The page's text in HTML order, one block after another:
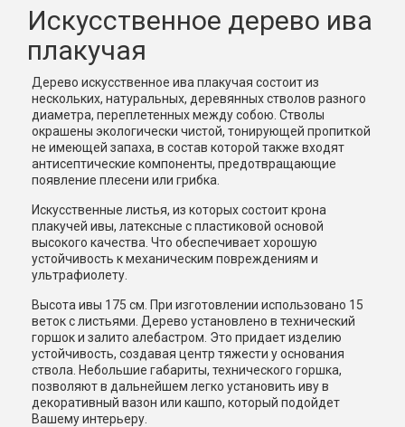
Искусственное дерево ива
плакучая
Дерево искусственное ива плакучая состоит из
нескольких, натуральных, деревянных стволов разного
диаметра, переплетенных между собою. Стволы
окрашены экологически чистой, тонирующей пропиткой
не имеющей запаха, в состав которой также входят
антисептические компоненты, предотвращающие
появление плесени или грибка.
Искусственные листья, из которых состоит крона
плакучей ивы, латексные с пластиковой основой
высокого качества. Что обеспечивает хорошую
устойчивость к механическим повреждениям и
ультрафиолету.
Высота ивы 175 см. При изготовлении использовано 15
веток с листьями. Дерево установлено в технический
горшок и залито алебастром. Это придает изделию
устойчивость, создавая центр тяжести у основания
ствола. Небольшие габариты, технического горшка,
позволяют в дальнейшем легко установить иву в
декоративный вазон или кашпо, который подойдет
Вашему интерьеру.